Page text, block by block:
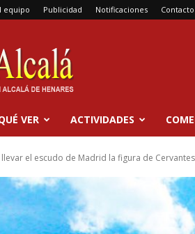
equipo Publicidad Notificaciones Contacto
VER ACTIVIDADES
el escudo de Madrid la figura de